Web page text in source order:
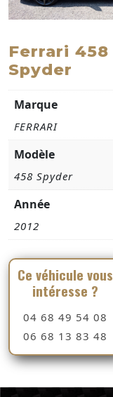
Ferrari 458
Spyder
Marque
FERRARI
Modèle
458 Spyder
Année
2012
Ce véhicule vous
intéresse ?
04 68 49 54 08
06 68 13 83 48